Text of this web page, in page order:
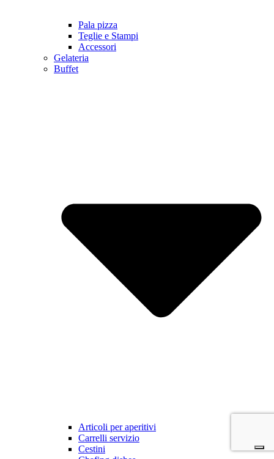
Pala pizza
Teglie e Stampi
Accessori
Gelateria
Buffet
Articoli per aperitivi
Carrelli servizio
Cestini